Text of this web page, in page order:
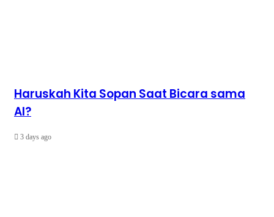
Haruskah Kita Sopan Saat Bicara sama
AI?
3 days ago